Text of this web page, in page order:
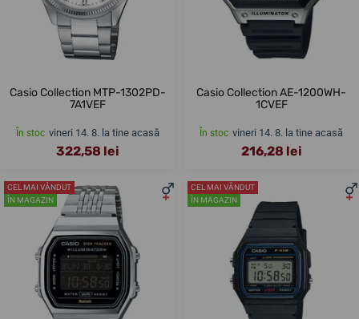
Casio Collection MTP-1302PD-
7A1VEF
În stoc vineri 14. 8. la tine acasă
322,58 lei
Casio Collection AE-1200WH-
1CVEF
În stoc vineri 14. 8. la tine acasă
216,28 lei
CEL MAI VÂNDUT
ÎN MAGAZIN
CEL MAI VÂNDUT
ÎN MAGAZIN